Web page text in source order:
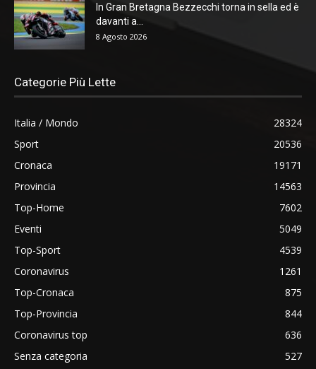
In Gran Bretagna Bezzecchi torna in sella ed è
davanti a...
8 Agosto 2026
Categorie Più Lette
Italia / Mondo
28324
Sport
20536
Cronaca
19171
Provincia
14563
Top-Home
7602
Eventi
5049
Top-Sport
4539
Coronavirus
1261
Top-Cronaca
875
Top-Provincia
844
Coronavirus top
636
Senza categoria
527